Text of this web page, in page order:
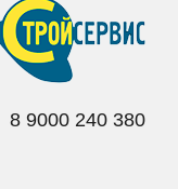
8 9000 240 380